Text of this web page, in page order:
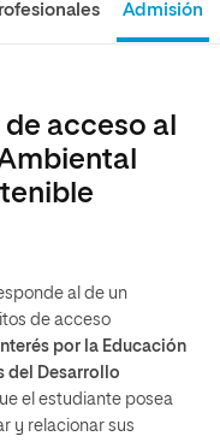
Admisión
acceso al
al de un
de acceso
por la Educación
del Desarrollo
el estudiante posea
y relacionar sus